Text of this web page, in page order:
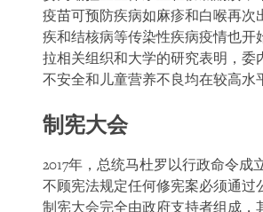
疫苗可预防疾病如麻疹和白喉再次
疾和结核病等传染性疾病疫情也开
拉相关组织和大学的研究表明，委
不安全和儿童营养不良均在较高水
制宪大会
2017年，总统马杜罗以行政命令成
不顾宪法规定任何修宪案必须通过
制宪大会完全由政府支持者组成，